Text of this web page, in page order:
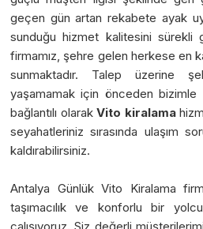
geçen gün artan rekabete ayak
sunduğu hizmet kalitesini sürekli
firmamız, şehre gelen herkese en
sunmaktadır. Talep üzerine
yaşamamak için önceden bizimle
bağlantılı olarakVito kiralama
seyahatleriniz sırasında ulaşım
kaldırabilirsiniz.
Antalya Günlük Vito Kiralama
taşımacılık ve konforlu bir